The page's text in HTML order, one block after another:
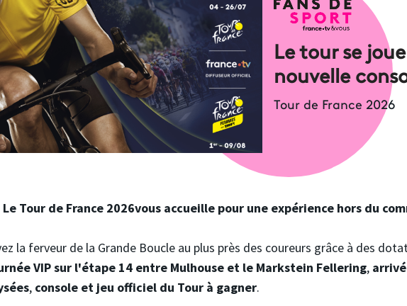
Le tour se
nouvelle
Tour de France 2026
Le Tour de France 2026vous accueille pour une expérience hors du
la ferveur de la Grande Boucle au plus près des coureurs grâce à des
VIP sur l'étape 14 entre Mulhouse et le Markstein Fellering,
, console et jeu officiel du Tour à gagner.
Facebook
X